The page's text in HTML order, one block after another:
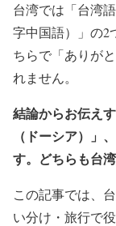
台湾では「台湾
字中国語）」の2
ちらで「ありが
れません。
結論からお伝え
（ドーシア）」
す。どちらも台
この記事では、
い分け・旅行で